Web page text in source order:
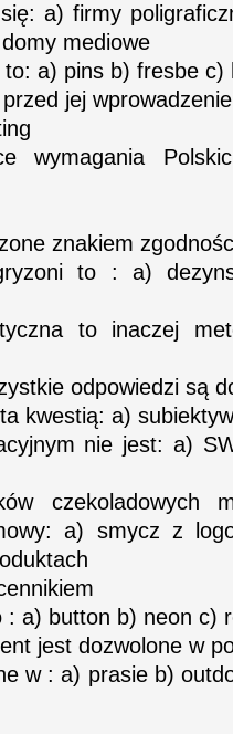
a) firmy
mediowe
a) pins b) fresbe c)
jej
wymagania
znakiem
to : a)
to inaczej
odpowiedzi są
kwestią: a)
nie jest: a)
czekoladowych
a) smycz z
: a) button b) neon c)
jest dozwolone w
w : a) prasie b)